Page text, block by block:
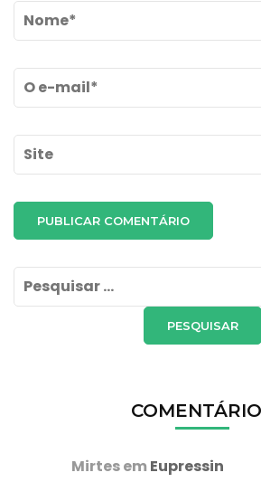
Name*
Email*
Site
Pesquisar
por:
Mirtesem Eupressin